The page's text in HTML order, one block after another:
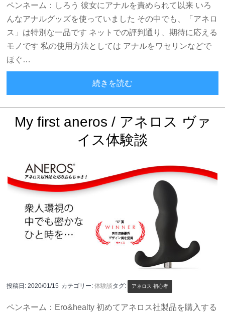
ペンネーム：しろう 彼女にアナルを責められて以来 いろ
んなアナルグッズを使っていました その中でも、「アネロ
ス」は特別な一品です ネットでの評判通り、期待に応える
モノです 私の使用方法としては アナルをワセリンなどで
ほぐ…
続きを読む
My first aneros / アネロス ヴァ
イス体験談
投稿日:2020/01/15 カテゴリー:体験談タグ: アネロス 初心者
ペンネーム：Ero&healty 初めてアネロス社製品を購入する